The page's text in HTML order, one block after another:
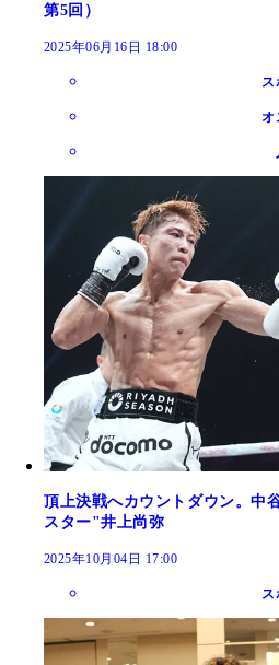
第5回）
2025年06月16日 18:00
ス
オ
頂上決戦へカウントダウン。中
スター"井上尚弥
2025年10月04日 17:00
ス